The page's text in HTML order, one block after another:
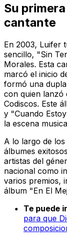
Su
cantante
En 2003, Luifer
sencillo, "Sin
Morales. Esta
marcó el inicio
formó una
con quien lanzó
Codiscos. Este
y "Cuando
la escena
A lo largo de
álbumes
artistas del
nacional como
varios premios,
álbum "En El
Te puede
para que